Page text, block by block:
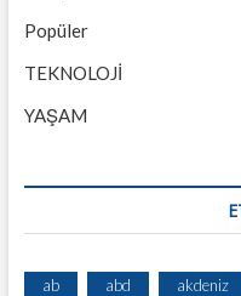
Popüler
TEKNOLOJİ
YAŞAM
ab abd akdeniz